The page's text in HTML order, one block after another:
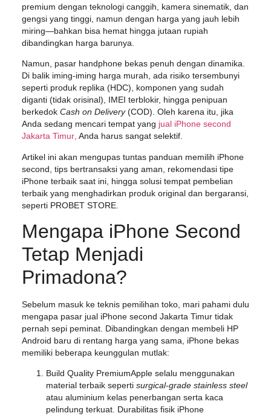
premium dengan teknologi canggih, kamera sinematik, dan
gengsi yang tinggi, namun dengan harga yang jauh lebih
miring—bahkan bisa hemat hingga jutaan rupiah
dibandingkan harga barunya.
Namun, pasar handphone bekas penuh dengan dinamika.
Di balik iming-iming harga murah, ada risiko tersembunyi
seperti produk replika (HDC), komponen yang sudah
diganti (tidak orisinal), IMEI terblokir, hingga penipuan
berkedok Cash on Delivery(COD). Oleh karena itu, jika
Anda sedang mencari tempat yang jual iPhone second
Jakarta Timur, Anda harus sangat selektif.
Artikel ini akan mengupas tuntas panduan memilih iPhone
second, tips bertransaksi yang aman, rekomendasi tipe
iPhone terbaik saat ini, hingga solusi tempat pembelian
terbaik yang menghadirkan produk original dan bergaransi,
seperti PROBET STORE.
Mengapa iPhone Second
Tetap Menjadi
Primadona?
Sebelum masuk ke teknis pemilihan toko, mari pahami dulu
mengapa pasar jual iPhone second Jakarta Timurtidak
pernah sepi peminat. Dibandingkan dengan membeli HP
Android baru di rentang harga yang sama, iPhone bekas
memiliki beberapa keunggulan mutlak:
Build Quality PremiumApple selalu menggunakan
material terbaik seperti surgical-grade stainless steel
atau aluminium kelas penerbangan serta kaca
pelindung terkuat. Durabilitas fisik iPhone